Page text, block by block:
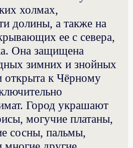
холмах,
долины, а также на
ее с севера,
Она защищена
зимних и знойных
открыта к Чёрному
Город украшают
могучие платаны,
сосны, пальмы,